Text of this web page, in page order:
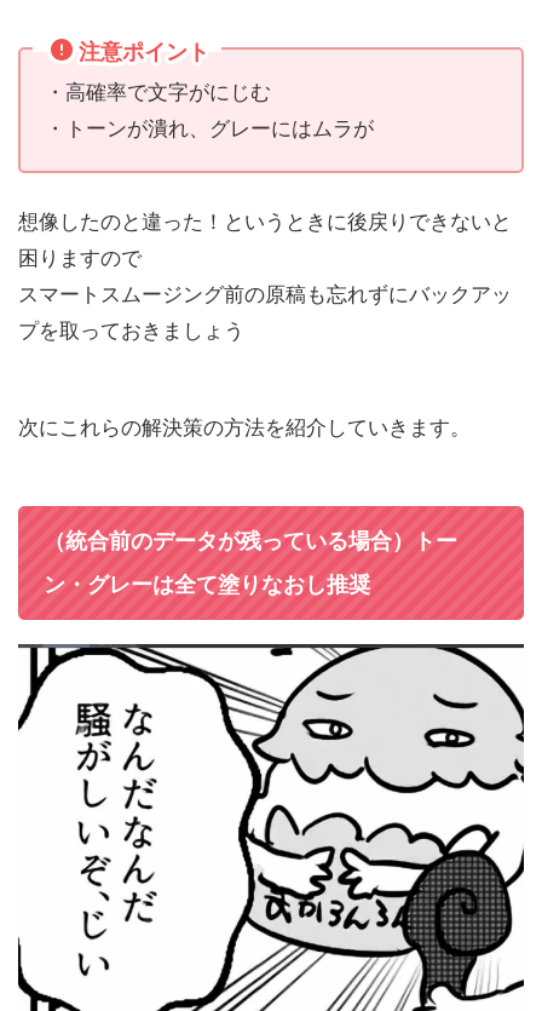
注意ポイント
・高確率で文字がにじむ
・トーンが潰れ、グレーにはムラが
想像したのと違った！というときに後戻りできないと
困りますので
スマートスムージング前の原稿も忘れずにバックアッ
プを取っておきましょう
次にこれらの解決策の方法を紹介していきます。
（統合前のデータが残っている場合）トー
ン・グレーは全て塗りなおし推奨